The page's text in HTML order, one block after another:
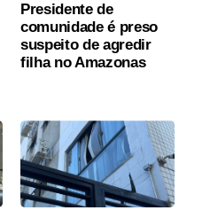
Presidente de
comunidade é preso
suspeito de agredir
filha no Amazonas